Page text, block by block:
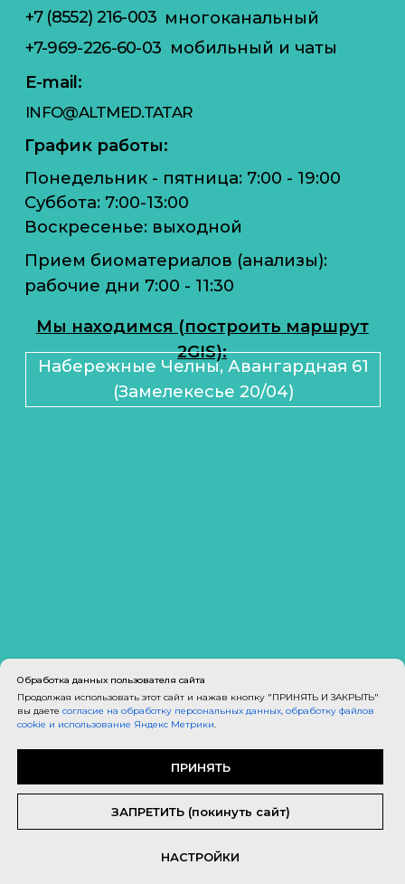
Обработка данных пользователя сайта
Продолжая использовать этот сайт и нажав кнопку "ПРИНЯТЬ И ЗАКРЫТЬ"
вы даете согласие на обработку персональных данных, обработку файлов
cookie и использование Яндекс Метрики.
ПРИНЯТЬ
ЗАПРЕТИТЬ (покинуть сайт)
НАСТРОЙКИ